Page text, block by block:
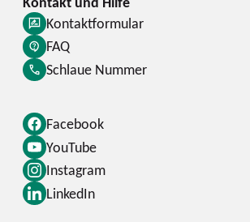
Facebook
YouTube
Instagram
LinkedIn
Kontaktformular
FAQ
Schlaue Nummer